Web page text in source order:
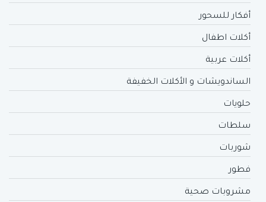
أفكار للسحور
أكلات اطفال
أكلات عربية
الساندويشات و الأكلات الخفيفة
حلويات
سلطات
شوربات
فطور
مشروبات صحية